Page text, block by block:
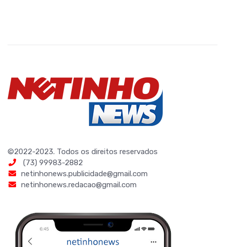
©2022-2023. Todos os direitos reservados
(73) 99983-2882
netinhonews.publicidade@gmail.com
netinhonews.redacao@gmail.com